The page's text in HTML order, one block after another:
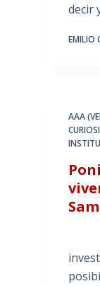
decir
EMILIO
AAA